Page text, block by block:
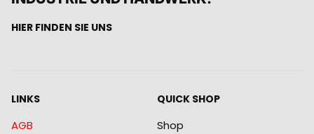
HIER FINDEN SIE UNS
LINKS
AGB
QUICK SHOP
Shop